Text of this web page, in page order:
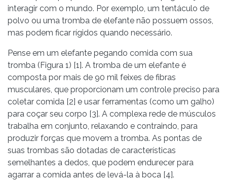
interagir com o mundo. Por exemplo, um tentáculo de
polvo ou uma tromba de elefante não possuem ossos,
mas podem ficar rígidos quando necessário.
Pense em um elefante pegando comida com sua
tromba (Figura 1) [1]. A tromba de um elefante é
composta por mais de 90 mil feixes de fibras
musculares, que proporcionam um controle preciso para
coletar comida [2] e usar ferramentas (como um galho)
para coçar seu corpo [3]. A complexa rede de músculos
trabalha em conjunto, relaxando e contraindo, para
produzir forças que movem a tromba. As pontas de
suas trombas são dotadas de características
semelhantes a dedos, que podem endurecer para
agarrar a comida antes de levá-la à boca [4].